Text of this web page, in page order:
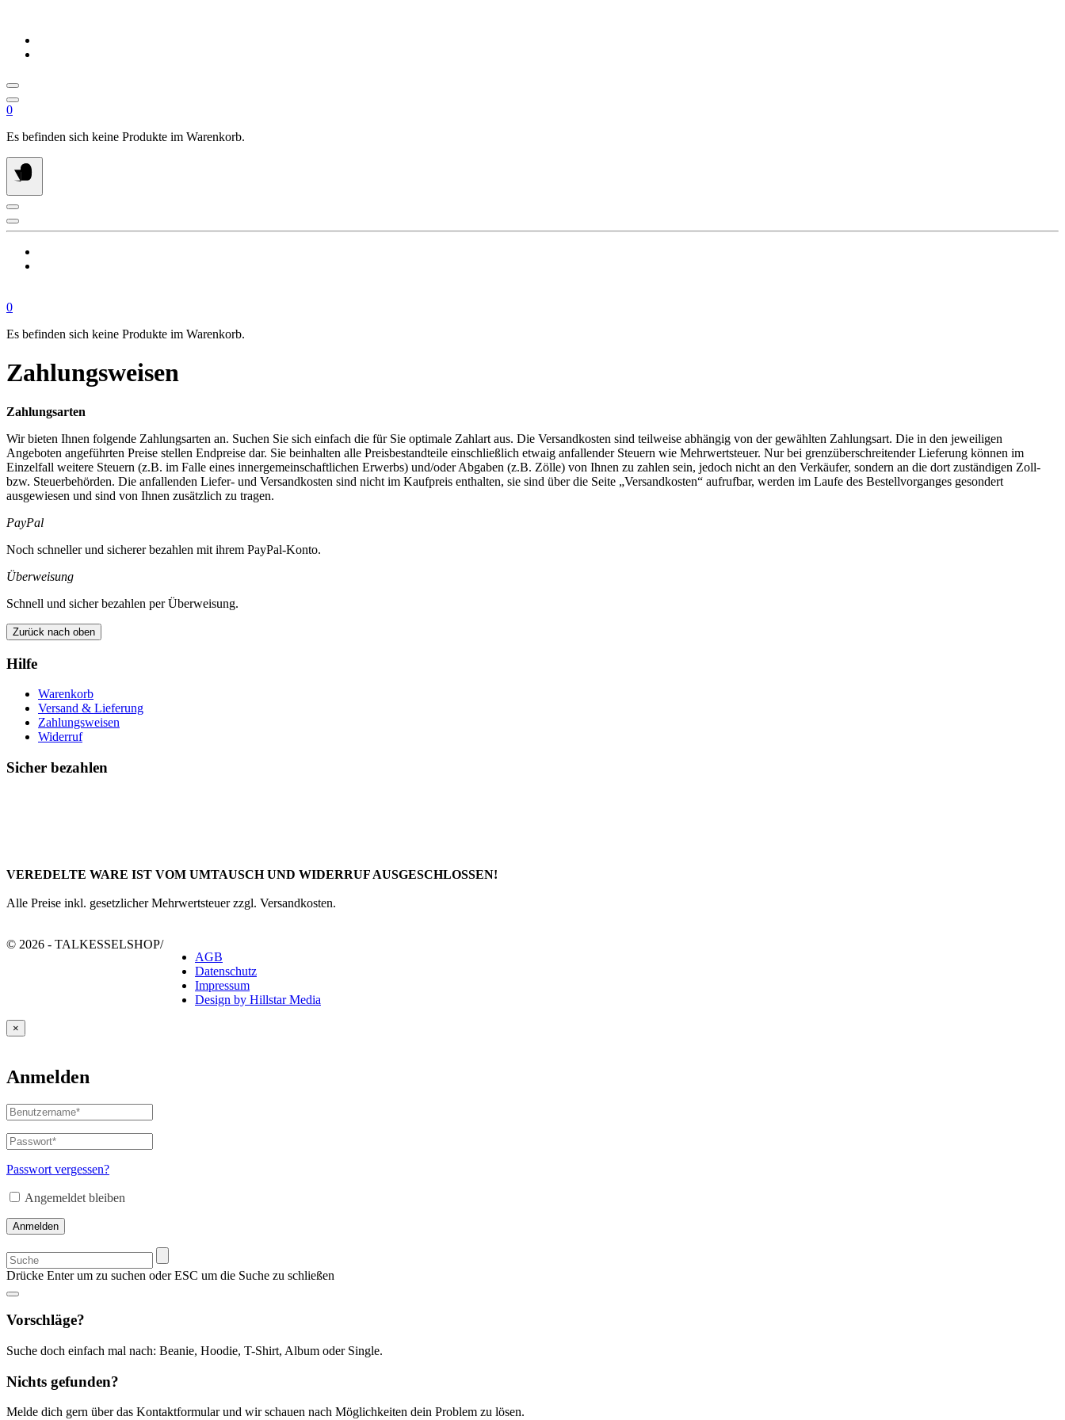
Inhalt
0
Es befinden sich keine Produkte im Warenkorb.
0
Es befinden sich keine Produkte im Warenkorb.
Zahlungsweisen
Zahlungsarten
Wir bieten Ihnen folgende Zahlungsarten an. Suchen Sie sich einfach die für Sie optimale Zahlart aus. Die Versandkosten sind teilweise abhängig von der gewählten Zahlungsart. Die in den jeweiligen
Angeboten angeführten Preise stellen Endpreise dar. Sie beinhalten alle Preisbestandteile einschließlich etwaig anfallender Steuern wie Mehrwertsteuer. Nur bei grenzüberschreitender Lieferung können im
Einzelfall weitere Steuern (z.B. im Falle eines innergemeinschaftlichen Erwerbs) und/oder Abgaben (z.B. Zölle) von Ihnen zu zahlen sein, jedoch nicht an den Verkäufer, sondern an die dort zuständigen Zoll-
bzw. Steuerbehörden. Die anfallenden Liefer- und Versandkosten sind nicht im Kaufpreis enthalten, sie sind über die Seite „Versandkosten“ aufrufbar, werden im Laufe des Bestellvorganges gesondert
ausgewiesen und sind von Ihnen zusätzlich zu tragen.
PayPal
Noch schneller und sicherer bezahlen mit ihrem PayPal-Konto.
Überweisung
Schnell und sicher bezahlen per Überweisung.
Zurück nach oben
Hilfe
Warenkorb
Versand & Lieferung
Zahlungsweisen
Widerruf
Sicher bezahlen
VEREDELTE WARE IST VOM UMTAUSCH UND WIDERRUF AUSGESCHLOSSEN!
Alle Preise inkl. gesetzlicher Mehrwertsteuer zzgl. Versandkosten.
© 2026 - TALKESSELSHOP/
AGB
Datenschutz
Impressum
Design by Hillstar Media
×
Anmelden
Benutzername
oder
E-
Mail-
Adresse*
Passwort*
Erforderlich
Passwort vergessen?
Angemeldet bleiben
Anmelden
Suchen
nach:
Drücke Enter um zu suchen oder ESC um die Suche zu schließen
Vorschläge?
Suche doch einfach mal nach: Beanie, Hoodie, T-Shirt, Album oder Single.
Nichts gefunden?
Melde dich gern über das Kontaktformular und wir schauen nach Möglichkeiten dein Problem zu lösen.